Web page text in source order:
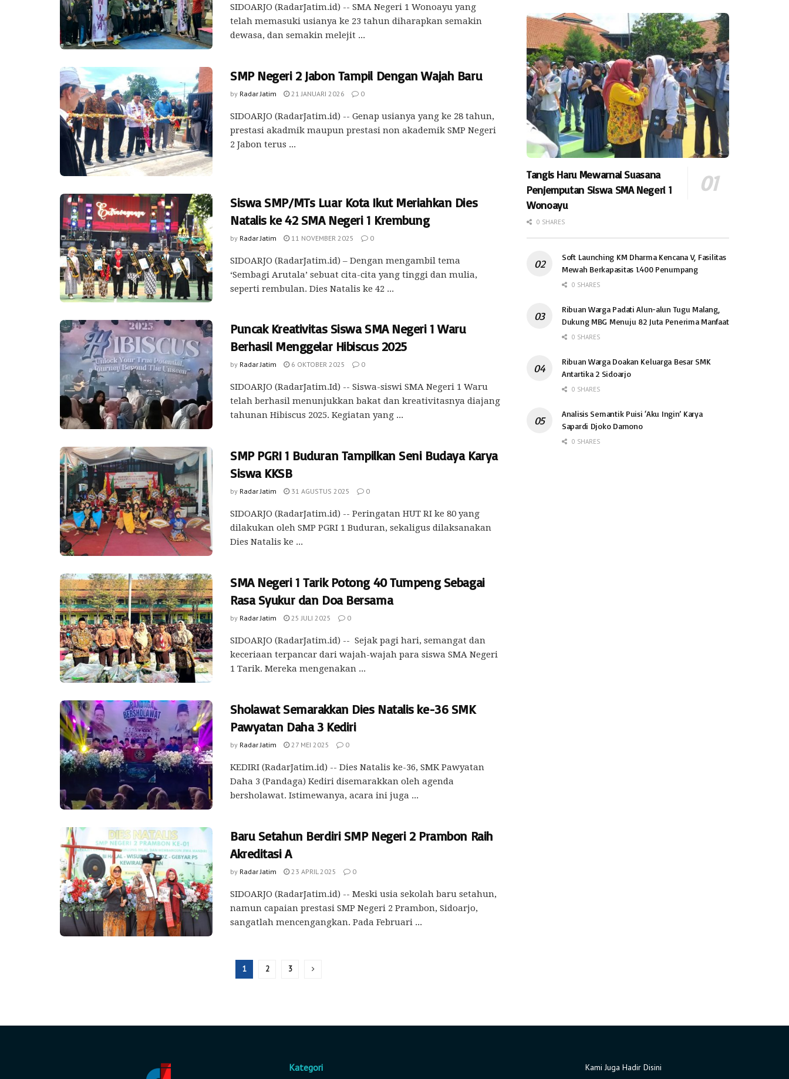
SIDOARJO (RadarJatim.id) -- SMA Negeri 1 Wonoayu yang
telah memasuki usianya ke 23 tahun diharapkan semakin
dewasa, dan semakin melejit ...
SMP Negeri 2 Jabon Tampil Dengan Wajah Baru
by Radar Jatim 21 JANUARI 2026 0
SIDOARJO (RadarJatim.id) -- Genap usianya yang ke 28 tahun,
prestasi akadmik maupun prestasi non akademik SMP Negeri
2 Jabon terus ...
Siswa SMP/MTs Luar Kota Ikut Meriahkan Dies
Natalis ke 42 SMA Negeri 1 Krembung
by Radar Jatim 11 NOVEMBER 2025 0
SIDOARJO (RadarJatim.id) – Dengan mengambil tema
‘Sembagi Arutala’ sebuat cita-cita yang tinggi dan mulia,
seperti rembulan. Dies Natalis ke 42 ...
Puncak Kreativitas Siswa SMA Negeri 1 Waru
Berhasil Menggelar Hibiscus 2025
by Radar Jatim 6 OKTOBER 2025 0
SIDOARJO (RadarJatim.Id) -- Siswa-siswi SMA Negeri 1 Waru
telah berhasil menunjukkan bakat dan kreativitasnya diajang
tahunan Hibiscus 2025. Kegiatan yang ...
SMP PGRI 1 Buduran Tampilkan Seni Budaya Karya
Siswa KKSB
by Radar Jatim 31 AGUSTUS 2025 0
SIDOARJO (RadarJatim.id) -- Peringatan HUT RI ke 80 yang
dilakukan oleh SMP PGRI 1 Buduran, sekaligus dilaksanakan
Dies Natalis ke ...
SMA Negeri 1 Tarik Potong 40 Tumpeng Sebagai
Rasa Syukur dan Doa Bersama
by Radar Jatim 25 JULI 2025 0
SIDOARJO (RadarJatim.id) -- Sejak pagi hari, semangat dan
keceriaan terpancar dari wajah-wajah para siswa SMA Negeri
1 Tarik. Mereka mengenakan ...
Sholawat Semarakkan Dies Natalis ke-36 SMK
Pawyatan Daha 3 Kediri
by Radar Jatim 27 MEI 2025 0
KEDIRI (RadarJatim.id) -- Dies Natalis ke-36, SMK Pawyatan
Daha 3 (Pandaga) Kediri disemarakkan oleh agenda
bersholawat. Istimewanya, acara ini juga ...
Baru Setahun Berdiri SMP Negeri 2 Prambon Raih
Akreditasi A
by Radar Jatim 23 APRIL 2025 0
SIDOARJO (RadarJatim.id) -- Meski usia sekolah baru setahun,
namun capaian prestasi SMP Negeri 2 Prambon, Sidoarjo,
sangatlah mencengangkan. Pada Februari ...
1 2 3
Tangis Haru Mewarnai Suasana
Penjemputan Siswa SMA Negeri 1
Wonoayu
0 SHARES
Soft Launching KM Dharma Kencana V, Fasilitas
Mewah Berkapasitas 1.400 Penumpang
0 SHARES
Ribuan Warga Padati Alun-alun Tugu Malang,
Dukung MBG Menuju 82 Juta Penerima Manfaat
0 SHARES
Ribuan Warga Doakan Keluarga Besar SMK
Antartika 2 Sidoarjo
0 SHARES
Analisis Semantik Puisi ‘Aku Ingin’ Karya
Sapardi Djoko Damono
0 SHARES
Kategori Kami Juga Hadir Disini